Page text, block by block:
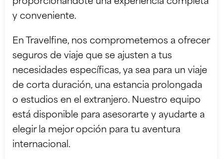
y conveniente.
En Travelfine, nos comprometemos a ofrecer
seguros de viaje que se ajusten a tus
necesidades específicas, ya sea para un viaje
de corta duración, una estancia prolongada
o estudios en el extranjero. Nuestro equipo
está disponible para asesorarte y ayudarte a
elegir la mejor opción para tu aventura
internacional.